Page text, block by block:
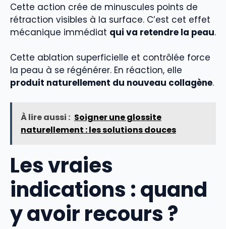
Cette action crée de minuscules points de
rétraction visibles à la surface. C’est cet effet
mécanique immédiat qui va retendre la peau.
Cette ablation superficielle et contrôlée force
la peau à se régénérer. En réaction, elle
produit naturellement du nouveau collagène.
À lire aussi : Soigner une glossite
naturellement : les solutions douces
Les vraies
indications : quand
y avoir recours ?